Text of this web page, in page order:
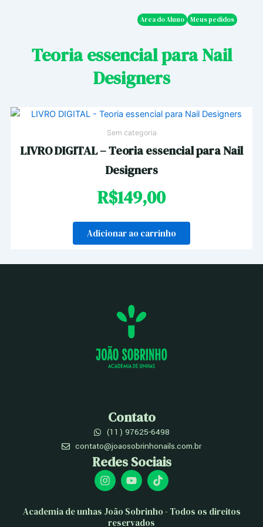
conteúdo
Area do Aluno Meus pedidos
Teoria essencial para Nail
Designers
Sem categoria
LIVRO DIGITAL – Teoria essencial para Nail
Designers
R$149,00
Adicionar ao carrinho
Contato
(11) 97625-6498
contato@joaosobrinhonails.com.br
Redes Sociais
I
n
t
a
Y
o
u
T
i
o
Academia de unhas João Sobrinho - Todos os direitos
reservados